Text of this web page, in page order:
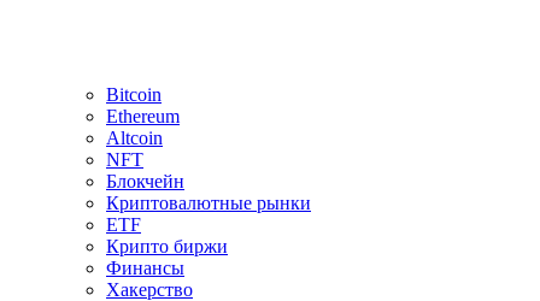
Bitcoin
Ethereum
Altcoin
NFT
Блокчейн
Криптовалютные рынки
ETF
Крипто биржи
Финансы
Хакерство